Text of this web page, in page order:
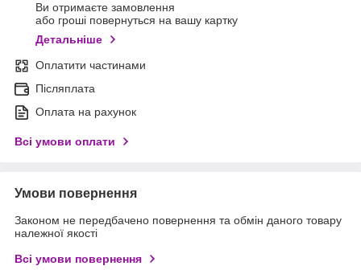
Ви отримаєте замовлення
або гроші повернуться на вашу картку
Детальніше
Оплатити частинами
Післяплата
Оплата на рахунок
Всі умови оплати
Умови повернення
Законом не передбачено повернення та обмін даного товару
належної якості
Всі умови повернення